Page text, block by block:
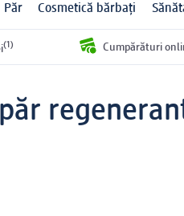
Păr Cosmetică bărbați
(1) Cumpărături
păr